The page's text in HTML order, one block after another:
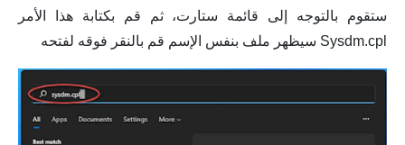
ستقوم بالتوجه إلى قائمة ستارت، ثم قم بكتابة هذا الأمر
Sysdm.cpl سيظهر ملف بنفس الإسم قم بالنقر فوقه لفتحه